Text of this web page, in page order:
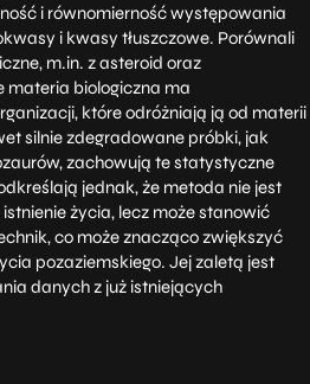
i równomierność występowania
i kwasy tłuszczowe. Porównali
m.in. z asteroid oraz
materia biologiczna ma
które odróżniają ją od materii
silnie zdegradowane próbki, jak
zachowują te statystyczne
jednak, że metoda nie jest
życia, lecz może stanowić
co może znacząco zwiększyć
pozaziemskiego. Jej zaletą jest
danych z już istniejących